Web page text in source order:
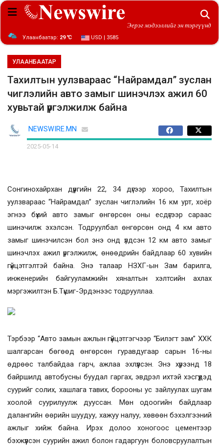
Эерэг мэдээллийг эн тэргүүнд
Улаанбаатар: 29 ℃ USD | 3585
УЛААНБААТАР
Тахилтын уулзвараас “Найрамдал” зуслан
чиглэлийн авто замыг шинэчлэх ажил 60
хувьтай үргэлжилж байна
NEWSWIRE.MN
2025-05-14
Сонгинохайрхан дүүргийн 22, 34 дүгээр хороо, Тахилтын
уулзвараас “Найрамдал” зуслан чиглэлийн 16 км урт, хоёр
эгнээ бүхий авто замыг өнгөрсөн оны есдүгээр сараас
шинэчилж эхэлсэн. Тодруулбал өнгөрсөн онд 4 км авто
замыг шинэчилсэн бол энэ онд үлдсэн 12 км авто замыг
шинэчлэх ажил үргэлжилж, өнөөдрийн байдлаар 60 хувийн
гүйцэтгэлтэй байна. Энэ талаар НЗХГ-ын Зам барилга,
инженерийн байгууламжийн хяналтын хэлтсийн ахлах
мэргэжилтэн Б.Түшиг-Эрдэнээс тодрууллаа.
Тэрбээр “Авто замын ажлын гүйцэтгэгчээр “Билэгт зам” ХХК
шалгарсан бөгөөд өнгөрсөн гуравдугаар сарын 16-ны
өдрөөс талбайдаа гарч, ажлаа эхлүүлсэн. Энэ хүрээнд 18
байршилд автобусны буудал гаргах, эвдрэл ихтэй хэсгүүдэд
суурийг солих, хашлага тавих, борооны ус зайлуулах шугам
хоолой суурилуулж дууссан. Мөн одоогийн байдлаар
далангийн өөрийн шуудуу, хажуу налуу, хөвөөн бэхэлгээний
ажлыг хийж байна. Ирэх долоо хоногоос цементээр
бэхжүүлсэн суурийн ажил болон гадаргуун боловсруулалтын